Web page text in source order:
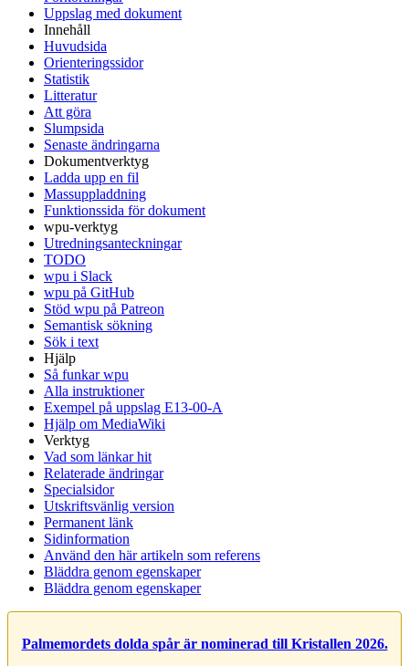
Uppslag med dokument
Innehåll
Huvudsida
Orienteringssidor
Statistik
Litteratur
Att göra
Slumpsida
Senaste ändringarna
Dokumentverktyg
Ladda upp en fil
Massuppladdning
Funktionssida för dokument
wpu-verktyg
Utredningsanteckningar
TODO
wpu i Slack
wpu på GitHub
Stöd wpu på Patreon
Semantisk sökning
Sök i text
Hjälp
Så funkar wpu
Alla instruktioner
Exempel på uppslag E13-00-A
Hjälp om MediaWiki
Verktyg
Vad som länkar hit
Relaterade ändringar
Specialsidor
Utskriftsvänlig version
Permanent länk
Sidinformation
Använd den här artikeln som referens
Bläddra genom egenskaper
Bläddra genom egenskaper
Palmemordets dolda spår är nominerad till Kristallen 2026.